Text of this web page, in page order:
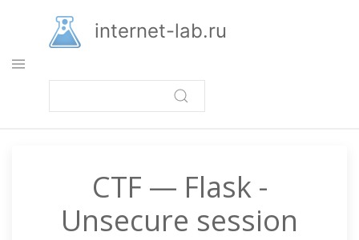
основному
содержанию
internet-lab.ru
CTF — Flask -
Unsecure session